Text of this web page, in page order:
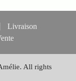
Livraison
All rights